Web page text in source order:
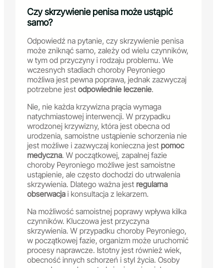
Czy skrzywienie penisa może ustąpić
samo?
Odpowiedź na pytanie, czy skrzywienie penisa
może zniknąć samo, zależy od wielu czynników,
w tym od przyczyny i rodzaju problemu. We
wczesnych stadiach choroby Peyroniego
możliwa jest pewna poprawa, jednak zazwyczaj
potrzebne jest odpowiednie leczenie.
Nie, nie każda krzywizna prącia wymaga
natychmiastowej interwencji. W przypadku
wrodzonej krzywizny, która jest obecna od
urodzenia, samoistne ustąpienie schorzenia nie
jest możliwe i zazwyczaj konieczna jest pomoc
medyczna. W początkowej, zapalnej fazie
choroby Peyroniego możliwe jest samoistne
ustąpienie, ale często dochodzi do utrwalenia
skrzywienia. Dlatego ważna jest regularna
obserwacja i konsultacja z lekarzem.
Na możliwość samoistnej poprawy wpływa kilka
czynników. Kluczowa jest przyczyna
skrzywienia. W przypadku choroby Peyroniego,
w początkowej fazie, organizm może uruchomić
procesy naprawcze. Istotny jest również wiek,
obecność innych schorzeń i styl życia. Osoby